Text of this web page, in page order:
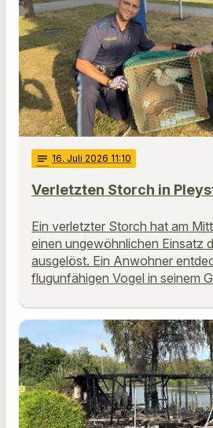
notes 16. Juli 2026 11:10
Verletzten Storch in
Ein verletzter Storch hat am
einen ungewöhnlichen Einsatz
ausgelöst. Ein Anwohner
flugunfähigen Vogel in seinem